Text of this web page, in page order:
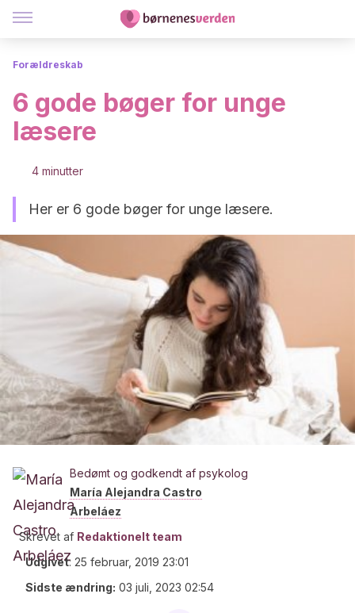
Forældreskab
6 gode bøger for unge
læsere
4 minutter
Her er 6 gode bøger for unge læsere.
Bedømt og godkendt af psykolog
María Alejandra Castro
Arbeláez
Skrevet af Redaktionelt team
Udgivet: 25 februar, 2019 23:01
Sidste ændring: 03 juli, 2023 02:54